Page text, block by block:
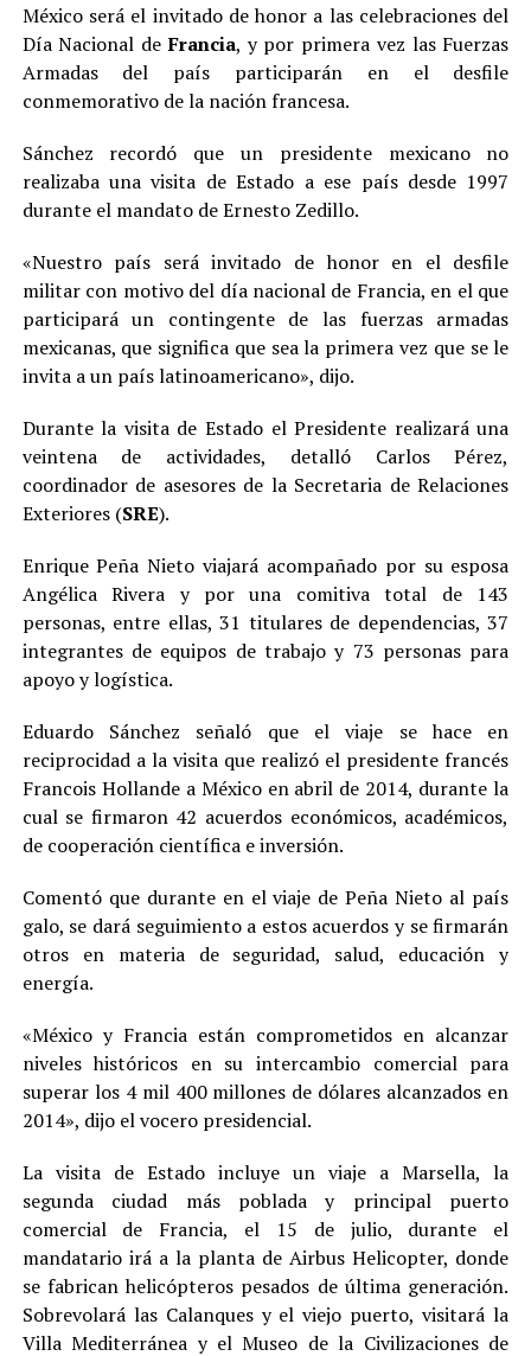
México será el invitado de honor a las celebraciones del
Día Nacional deFrancia, y por primera vez las Fuerzas
Armadas del país participarán en el desfile
conmemorativo de la nación francesa.
Sánchez recordó que un presidente mexicano no
realizaba una visita de Estado a ese país desde 1997
durante el mandato de Ernesto Zedillo.
«Nuestro país será invitado de honor en el desfile
militar con motivo del día nacional de Francia, en el que
participará un contingente de las fuerzas armadas
mexicanas, que significa que sea la primera vez que se le
invita a un país latinoamericano», dijo.
Durante la visita de Estado el Presidente realizará una
veintena de actividades, detalló Carlos Pérez,
coordinador de asesores de la Secretaria de Relaciones
Exteriores (SRE).
Enrique Peña Nieto viajará acompañado por su esposa
Angélica Rivera y por una comitiva total de 143
personas, entre ellas, 31 titulares de dependencias, 37
integrantes de equipos de trabajo y 73 personas para
apoyo y logística.
Eduardo Sánchez señaló que el viaje se hace en
reciprocidad a la visita que realizó el presidente francés
Francois Hollande a México en abril de 2014, durante la
cual se firmaron 42 acuerdos económicos, académicos,
de cooperación científica e inversión.
Comentó que durante en el viaje de Peña Nieto al país
galo, se dará seguimiento a estos acuerdos y se firmarán
otros en materia de seguridad, salud, educación y
energía.
«México y Francia están comprometidos en alcanzar
niveles históricos en su intercambio comercial para
superar los 4 mil 400 millones de dólares alcanzados en
2014», dijo el vocero presidencial.
La visita de Estado incluye un viaje a Marsella, la
segunda ciudad más poblada y principal puerto
comercial de Francia, el 15 de julio, durante el
mandatario irá a la planta de Airbus Helicopter, donde
se fabrican helicópteros pesados de última generación.
Sobrevolará las Calanques y el viejo puerto, visitará la
Villa Mediterránea y el Museo de la Civilizaciones de